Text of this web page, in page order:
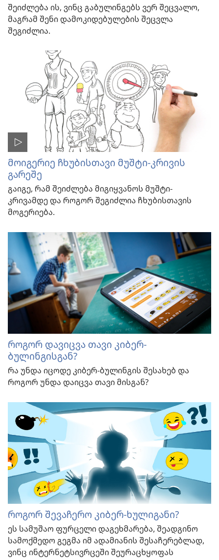
შეიძლება ის, ვინც გაბულინგებს ვერ შეცვალო,
მაგრამ შენი დამოკიდებულების შეცვლა
შეგიძლია.
მოიგერიე ჩხუბისთავი მუშტი-კრივის
გარეშე
გაიგე, რამ შეიძლება მიგიყვანოს მუშტი-
კრივამდე და როგორ შეგიძლია ჩხუბისთავის
მოგერიება.
როგორ დავიცვა თავი კიბერ-
ბულინგისგან?
რა უნდა იცოდე კიბერ-ბულინგის შესახებ და
როგორ უნდა დაიცვა თავი მისგან?
როგორ შევაჩერო კიბერ-ხულიგანი?
ეს სამუშაო ფურცელი დაგეხმარება, შეადგინო
სამოქმედო გეგმა იმ ადამიანის შესაჩერებლად,
ვინც ინტერნეტსივრცეში შეურაცხყოფას